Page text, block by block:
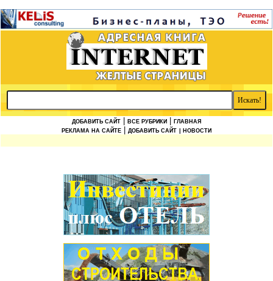
ДОБАВИТЬ САЙТ ВСЕ РУБРИКИ
ГЛАВНАЯ
РЕКЛАМА НА САЙТЕ
ДОБАВИТЬ САЙТ | НОВОСТИ